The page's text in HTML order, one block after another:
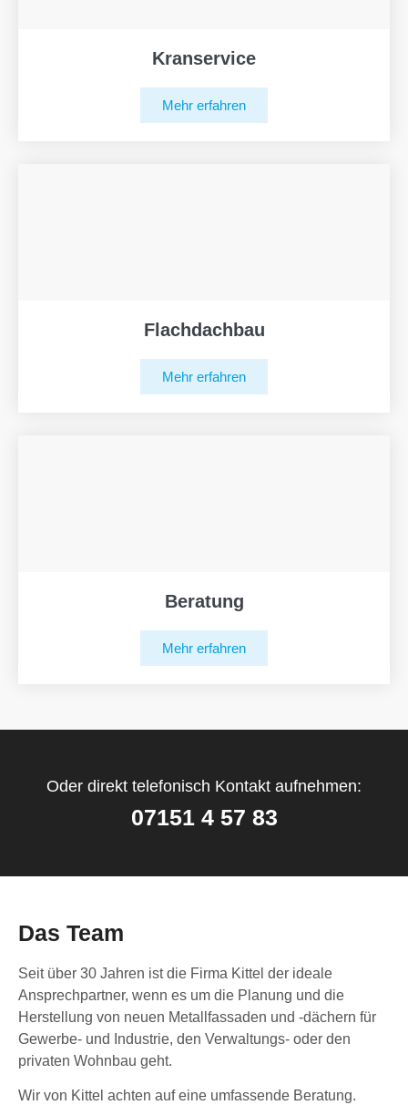
Kranservice
Mehr erfahren
Flachdachbau
Mehr erfahren
Beratung
Mehr erfahren
Oder direkt telefonisch Kontakt aufnehmen:
07151 4 57 83
Das Team
Seit über 30 Jahren ist die Firma Kittel der ideale
Ansprechpartner, wenn es um die Planung und die
Herstellung von neuen Metallfassaden und -dächern für
Gewerbe- und Industrie, den Verwaltungs- oder den
privaten Wohnbau geht.
Wir von Kittel achten auf eine umfassende Beratung.